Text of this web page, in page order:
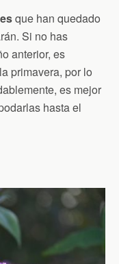
que han quedado
Si no has
anterior, es
primavera, por lo
es mejor
hasta el